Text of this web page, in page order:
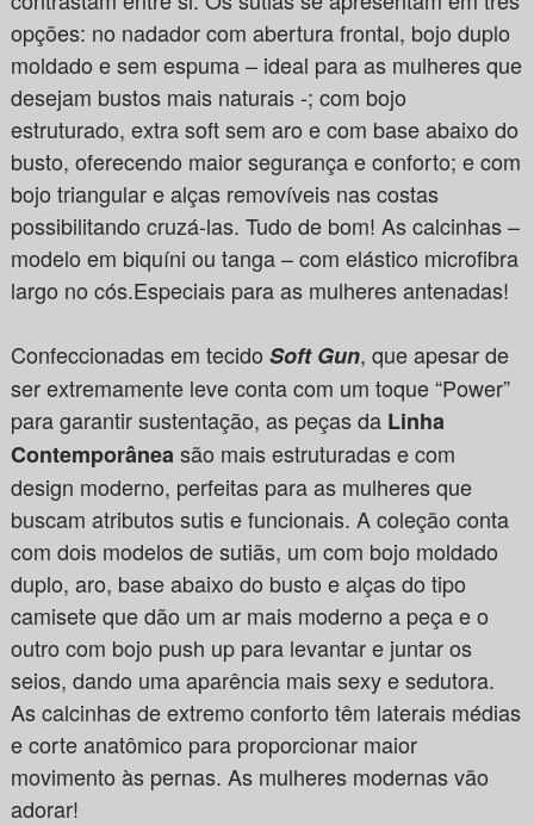
opções: no nadador com abertura frontal, bojo duplo
moldado e sem espuma – ideal para as mulheres que
desejam bustos mais naturais -; com bojo
estruturado, extra soft sem aro e com base abaixo do
busto, oferecendo maior segurança e conforto; e com
bojo triangular e alças removíveis nas costas
possibilitando cruzá-las. Tudo de bom! As calcinhas –
modelo em biquíni ou tanga – com elástico microfibra
largo no cós.Especiais para as mulheres antenadas!
Confeccionadas em tecido Soft Gun, que apesar de
ser extremamente leve conta com um toque “Power”
para garantir sustentação, as peças da Linha
Contemporâneasão mais estruturadas e com
design moderno, perfeitas para as mulheres que
buscam atributos sutis e funcionais. A coleção conta
com dois modelos de sutiãs, um com bojo moldado
duplo, aro, base abaixo do busto e alças do tipo
camisete que dão um ar mais moderno a peça e o
outro com bojo push up para levantar e juntar os
seios, dando uma aparência mais sexy e sedutora.
As calcinhas de extremo conforto têm laterais médias
e corte anatômico para proporcionar maior
movimento às pernas. As mulheres modernas vão
adorar!